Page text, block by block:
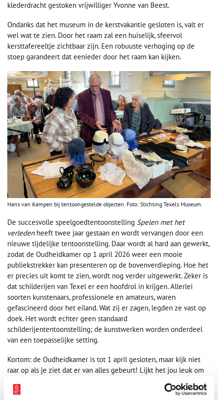
klederdracht gestoken vrijwilliger Yvonne van Beest.
Ondanks dat het museum in de kerstvakantie gesloten is, valt er
wel wat te zien. Door het raam zal een huiselijk, sfeervol
kersttafereeltje zichtbaar zijn. Een robuuste verhoging op de
stoep garandeert dat eenieder door het raam kan kijken.
Hans van Kampen bij tentoongestelde objecten. Foto: Stichting Texels Museum.
De succesvolle speelgoedtentoonstelling Spelen met het
verledenheeft twee jaar gestaan en wordt vervangen door een
nieuwe tijdelijke tentoonstelling. Daar wordt al hard aan gewerkt,
zodat de Oudheidkamer op 1 april 2026 weer een mooie
publiekstrekker kan presenteren op de bovenverdieping. Hoe het
er precies uit komt te zien, wordt nog verder uitgewerkt. Zeker is
dat schilderijen van Texel er een hoofdrol in krijgen. Allerlei
soorten kunstenaars, professionele en amateurs, waren
gefascineerd door het eiland. Wat zij er zagen, legden ze vast op
doek. Het wordt echter geen standaard
schilderijententoonstelling; de kunstwerken worden onderdeel
van een toepasselijke setting.
Kortom: de Oudheidkamer is tot 1 april gesloten, maar kijk niet
raar op als je ziet dat er van alles gebeurt! Lijkt het jou leuk om
onderdeel te zijn van het team enthousiaste vrijwilligers van de
Oudheidkamer? Neem dan eens contact op met